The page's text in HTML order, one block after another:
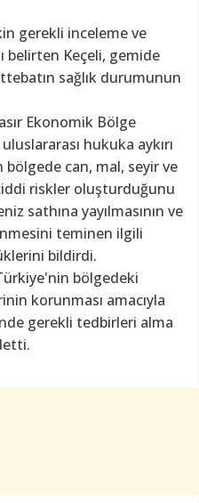
gerekli inceleme ve
belirten Keçeli, gemide
sağlık durumunun
Ekonomik Bölge
hukuka aykırı
bölgede can, mal, seyir ve
riskler oluşturduğunu
sathına yayılmasının ve
teminen ilgili
bildirdi.
bölgedeki
korunması amacıyla
gerekli tedbirleri alma